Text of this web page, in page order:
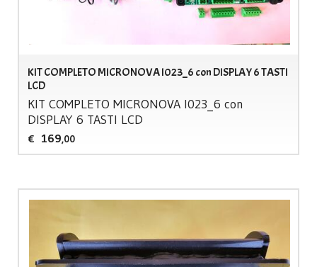
KIT COMPLETO MICRONOVA I023_6 con DISPLAY 6 TASTI
LCD
KIT COMPLETO MICRONOVAI023_6 con
DISPLAY6 TASTI LCD
€ 169,00